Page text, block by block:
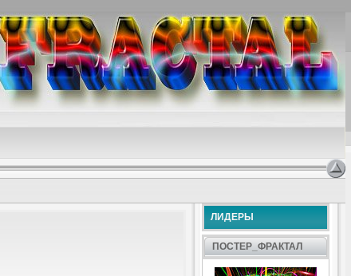
ЛИДЕРЫ
ПОСТЕР_ФРАКТАЛ